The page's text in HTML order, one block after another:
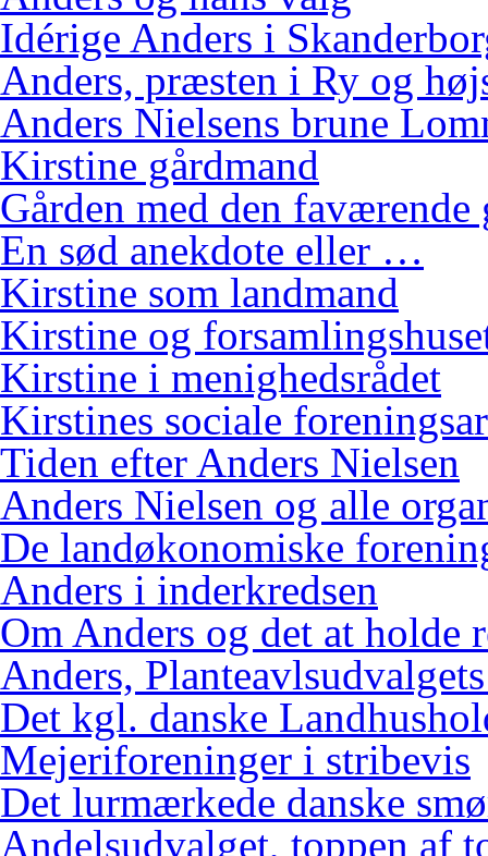
Idérige Anders i
Anders, præsten i Ry og
Anders Nielsens brune
Kirstine gårdmand
Gården med den faværende
En sød anekdote eller …
Kirstine som landmand
Kirstine og
Kirstine i menighedsrådet
Kirstines sociale
Tiden efter Anders Nielsen
Anders Nielsen og alle
De landøkonomiske
Anders i inderkredsen
Om Anders og det at holde
Anders,
Det kgl. danske
Mejeriforeninger i stribevis
Det lurmærkede danske
Andelsudvalget, toppen af